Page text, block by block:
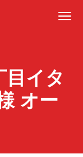
目イタ
オー